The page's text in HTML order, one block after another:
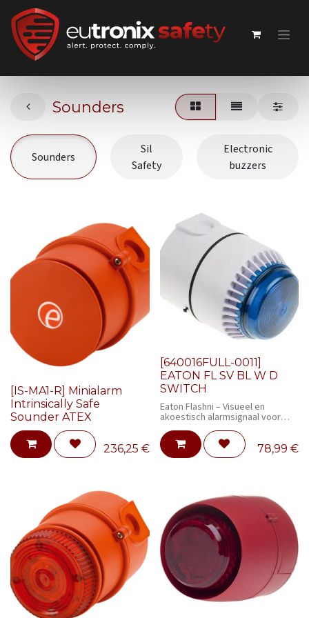
Sounders
Sounders
Sil
Safety
Electronic
buzzers
[IS-MA1-R] Minialarm
Intrinsically Safe
Sounder ATEX
236,25 €
[640016FULL-0011]
EATON FL SV BL W D
SWITCH
Eaton Flashni – Visueel en
akoestisch alarmsignaal voor
cleanrooms en gecontroleerde
omgevingen
78,99 €